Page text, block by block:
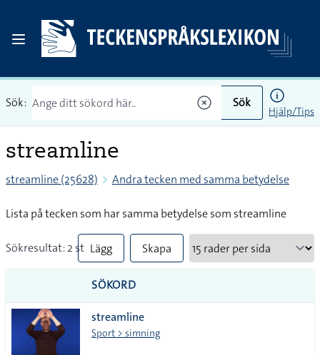
Sök: Sök
Hjälp/Tips
streamline
streamline (25628) Andra tecken med samma betydelse
Lista på tecken som har samma betydelse som streamline
Sökresultat: 2 st Lägg
till
alla i
lista
Skapa
SÖKORD
streamline
Sport > simning